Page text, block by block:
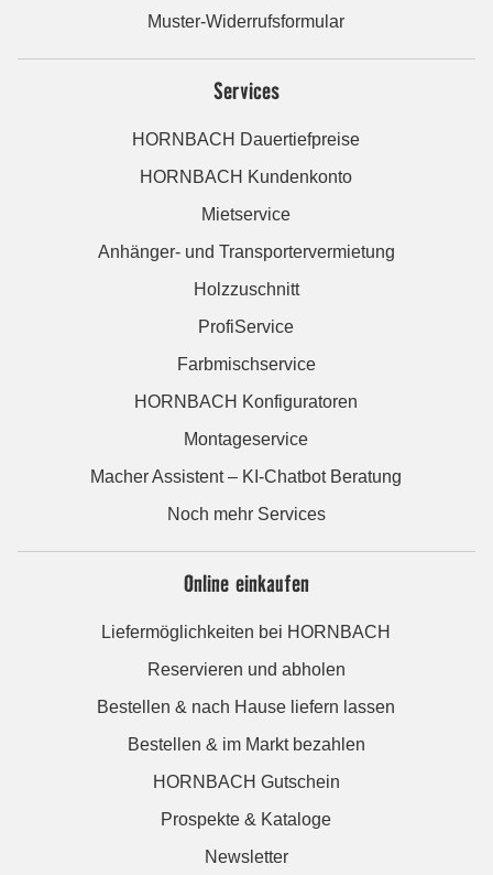
Muster-Widerrufsformular
Services
HORNBACH Dauertiefpreise
HORNBACH Kundenkonto
Mietservice
Anhänger- und Transportervermietung
Holzzuschnitt
ProfiService
Farbmischservice
HORNBACH Konfiguratoren
Montageservice
Macher Assistent – KI-Chatbot Beratung
Noch mehr Services
Online einkaufen
Liefermöglichkeiten bei HORNBACH
Reservieren und abholen
Bestellen & nach Hause liefern lassen
Bestellen & im Markt bezahlen
HORNBACH Gutschein
Prospekte & Kataloge
Newsletter